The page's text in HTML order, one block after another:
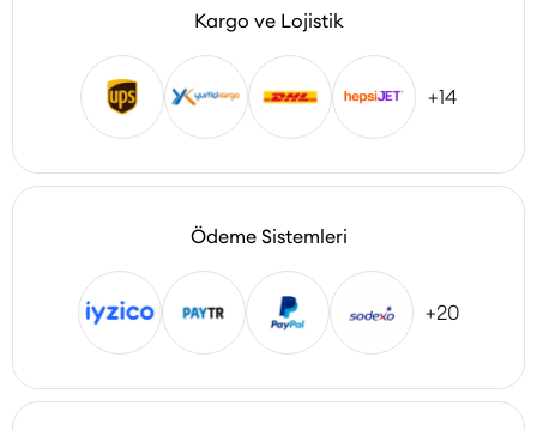
Kargo ve Lojistik
+14
Ödeme Sistemleri
+20